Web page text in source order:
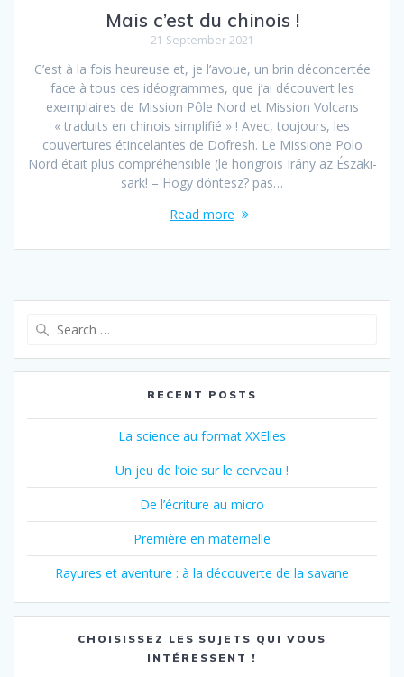
Mais c’est du chinois !
21 September 2021
C’est à la fois heureuse et, je l’avoue, un brin déconcertée
face à tous ces idéogrammes, que j’ai découvert les
exemplaires de Mission Pôle Nord et Mission Volcans
« traduits en chinois simplifié » ! Avec, toujours, les
couvertures étincelantes de Dofresh. Le Missione Polo
Nord était plus compréhensible (le hongrois Irány az Északi-
sark! – Hogy döntesz? pas…
Read more
RECENT POSTS
La science au format XXElles
Un jeu de l’oie sur le cerveau !
De l’écriture au micro
Première en maternelle
Rayures et aventure : à la découverte de la savane
CHOISISSEZ LES SUJETS QUI VOUS
INTÉRESSENT !